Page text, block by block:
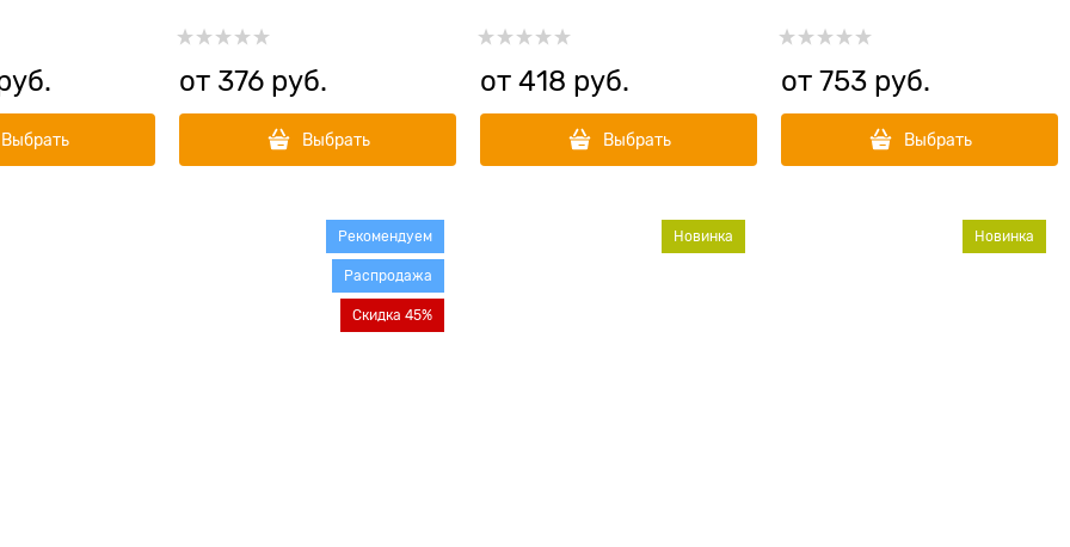
Weight
Выбрать
от 376 руб.
Выбрать
от 418 руб.
Выбрать
рыбой Sterilised Duck and
Rabbit
от 753 руб.
Выбрать
Рекомендуем
Распродажа
Скидка 45%
Новинка Новинка